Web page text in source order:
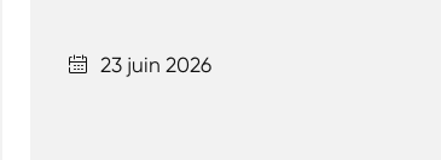
 23 juin 2026